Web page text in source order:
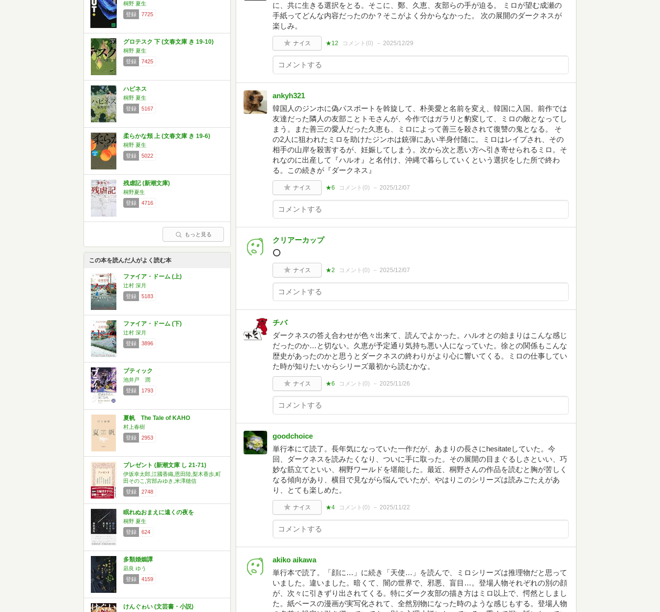
桐野 夏生
登録
7725
グロテスク 下 (文春文庫 き 19-10)
桐野 夏生
登録
7425
ハピネス
桐野 夏生
登録
5167
柔らかな頬 上 (文春文庫 き 19-6)
桐野 夏生
登録
5022
残虐記 (新潮文庫)
桐野夏生
登録
4716
もっと見る
この本を読んだ人がよく読む本
ファイア・ドーム (上)
辻村 深月
登録
5183
ファイア・ドーム (下)
辻村 深月
登録
3896
ブティック
池井戸 潤
登録
1793
夏帆 The Tale of KAHO
村上春樹
登録
2953
プレゼント (新潮文庫 し 21-71)
伊坂幸太郎,江國香織,恩田陸,梨木香歩,町
田そのこ,宮部みゆき,米澤穂信
登録
2748
眠れぬおまえに遠くの夜を
桐野 夏生
登録
624
多類婚姻譚
凪良 ゆう
登録
4159
けんぐゎい (文芸書・小説)
に、共に生きる選択をとる。そこに、鄭、久恵、友部らの手が迫る。 ミロが望む成瀬の
手紙ってどんな内容だったのか？そこがよく分からなかった。 次の展開のダークネスが
楽しみ。
ナイス ★12 コメント(0) 2025/12/29
ankyh321
韓国人のジンホに偽パスポートを斡旋して、朴美愛と名前を変え、韓国に入国。前作では
友達だった隣人の友部ことトモさんが、今作ではガラリと豹変して、ミロの敵となってし
まう。また善三の愛人だった久恵も、ミロによって善三を殺されて復讐の鬼となる。 そ
の2人に狙われたミロを助けたジンホは銃弾にあい半身付随に。ミロはレイプされ、その
相手の山岸を殺害するが、妊娠してしまう。次から次と悪い方へ引き寄せられるミロ。そ
れなのに出産して『ハルオ』と名付け、沖縄で暮らしていくという選択をした所で終わ
る。この続きが『ダークネス』
ナイス ★6 コメント(0) 2025/12/07
クリアーカップ
⭕️
ナイス ★2 コメント(0) 2025/12/07
チバ
ダークネスの答え合わせが色々出来て、読んでよかった。ハルオとの始まりはこんな感じ
だったのか…と切ない。久恵が予定通り気持ち悪い人になっていた。徐との関係もこんな
歴史があったのかと思うとダークネスの終わりがより心に響いてくる。ミロの仕事してい
た時が知りたいからシリーズ最初から読むかな。
ナイス ★6 コメント(0) 2025/11/26
goodchoice
単行本にて読了。長年気になっていた一作だが、あまりの長さにhesitateしていた。今
回、ダークネスを読みたくなり、ついに手に取った。その展開の目まぐるしさといい、巧
妙な筋立てといい、桐野ワールドを堪能した。最近、桐野さんの作品を読むと胸が苦しく
なる傾向があり、横目で見ながら悩んでいたが、やはりこのシリーズは読みごたえがあ
り、とても楽しめた。
ナイス ★4 コメント(0) 2025/11/22
akiko aikawa
単行本で読了。「顔に…」に続き「天使…」を読んで、ミロシリーズは推理物だと思って
いました。違いました。暗くて、闇の世界で、邪悪、盲目…。登場人物それぞれの別の顔
が、次々に引きずり出されてくる。特にダーク友部の描き方はミロ以上で、愕然としまし
た。紙ベースの漫画が実写化されて、全然別物になった時のような感じもする。登場人物